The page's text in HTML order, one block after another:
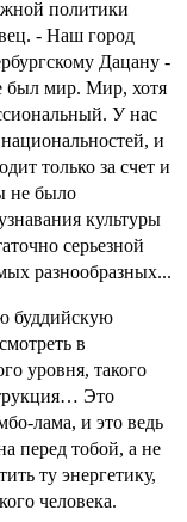
политики
- Наш город
Дацану -
был мир. Мир, хотя
У нас
и
только за счет и
не было
культуры
серьезной
разнообразных...
буддийскую
в
уровня, такого
Это
лама, и это ведь
перед тобой, а не
ту энергетику,
человека.